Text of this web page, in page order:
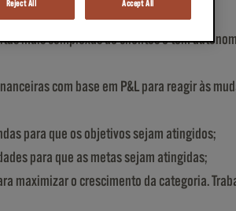
mais complexas de clientes e tem
com base em P&L para reagir às
para que os objetivos sejam atingidos;
para que as metas sejam atingidas;
maximizar o crescimento da categoria.
Reject All Accept All